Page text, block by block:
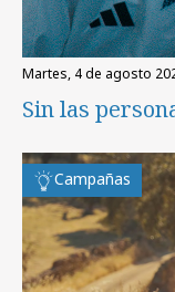
martes, 4 de agosto
Sin las
Campañas